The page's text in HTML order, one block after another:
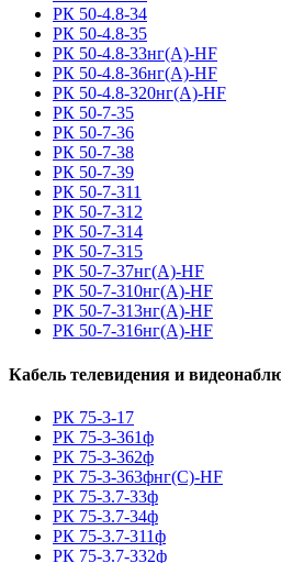
РК 50-4.8-34
РК 50-4.8-35
РК 50-4.8-33нг(A)-HF
РК 50-4.8-36нг(A)-HF
РК 50-4.8-320нг(A)-HF
РК 50-7-35
РК 50-7-36
РК 50-7-38
РК 50-7-39
РК 50-7-311
РК 50-7-312
РК 50-7-314
РК 50-7-315
РК 50-7-37нг(A)-HF
РК 50-7-310нг(A)-HF
РК 50-7-313нг(A)-HF
РК 50-7-316нг(A)-HF
Кабель телевидения и
РК 75-3-17
РК 75-3-361ф
РК 75-3-362ф
РК 75-3-363фнг(С)-HF
РК 75-3.7-33ф
РК 75-3.7-34ф
РК 75-3.7-311ф
РК 75-3.7-332ф